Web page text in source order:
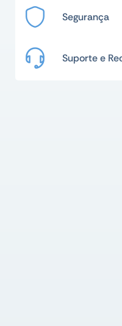
Segurança
Suporte e